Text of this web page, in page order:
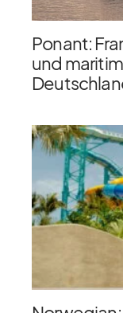
Ponant:
und